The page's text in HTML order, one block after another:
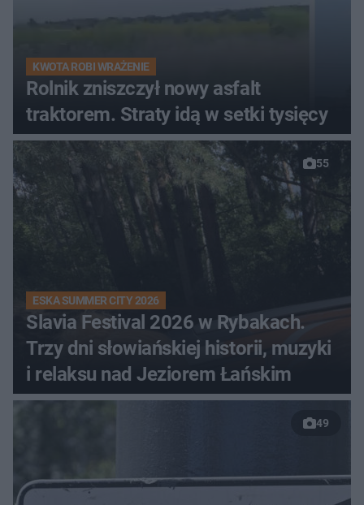
KWOTA ROBI WRAŻENIE
Rolnik zniszczył nowy asfalt
traktorem. Straty idą w setki tysięcy
55
ESKA SUMMER CITY 2026
Slavia Festival 2026 w Rybakach.
Trzy dni słowiańskiej historii, muzyki
i relaksu nad Jeziorem Łańskim
49